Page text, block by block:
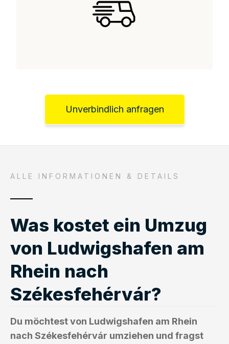
Unverbindlich anfragen
ALLE INFORMATIONEN & DETAILS
Was kostet ein Umzug
von Ludwigshafen am
Rhein nach
Székesfehérvár?
Du möchtest von Ludwigshafen am Rhein
nach Székesfehérvár umziehen und fragst